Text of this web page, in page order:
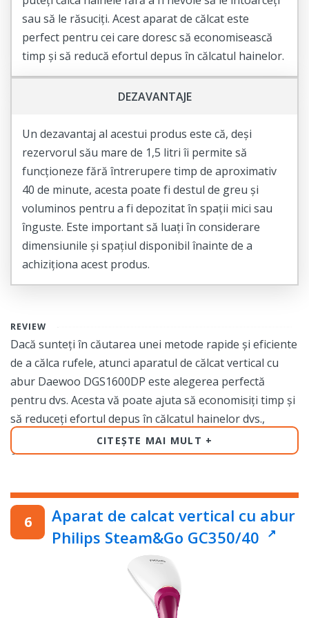
sau să le răsuciți. Acest aparat de călcat este
perfect pentru cei care doresc să economisească
timp și să reducă efortul depus în călcatul hainelor.
DEZAVANTAJE
Un dezavantaj al acestui produs este că, deși
rezervorul său mare de 1,5 litri îi permite să
funcționeze fără întrerupere timp de aproximativ
40 de minute, acesta poate fi destul de greu și
voluminos pentru a fi depozitat în spații mici sau
înguste. Este important să luați în considerare
dimensiunile și spațiul disponibil înainte de a
achiziționa acest produs.
REVIEW
Dacă sunteți în căutarea unei metode rapide și eficiente
de a călca rufele, atunci aparatul de călcat vertical cu
abur Daewoo DGS1600DP este alegerea perfectă
pentru dvs. Acesta vă poate ajuta să economisiți timp și
să reduceți efortul depus în călcatul hainelor dvs.,
făcând astfel activitatea de călcat mai ușoară și mai
eficientă decât v-ați fi așteptat vreodată.
aparat de călcat vertical cu abur poate îndrepta chiar și
cele mai încăpățânate cute ale hainelor dvs., fără a fi
nevoie să folosiți o placă de călcat tradițională. Acesta
este perfect pentru persoanele care sunt mereu în
mișcare și nu au timp pentru așteptarea încălzirii unei
CITEȘTE MAI MULT
Aparat de calcat vertical cu abur
Philips Steam&Go GC350/40